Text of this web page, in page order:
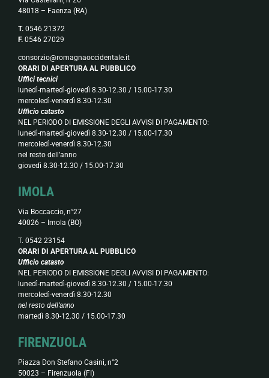
48018 – Faenza (RA)
T.0546 21372
F.0546 27029
consorzio@romagnaoccidentale.it
ORARI DI APERTURA AL PUBBLICO
Uffici tecnici
lunedì-martedì-giovedì 8.30-12.30 / 15.00-17.30
mercoledì-venerdì 8.30-12.30
Ufficio catasto
NEL PERIODO DI EMISSIONE DEGLI AVVISI DI PAGAMENTO:
lunedì-martedì-giovedì 8.30-12.30 / 15.00-17.30
mercoledì-venerdì 8.30-12.30
nel resto dell’anno
giovedì 8.30-12.30 / 15.00-17.30
IMOLA
Via Boccaccio, n°27
40026 – Imola (BO)
T. 0542 23154
ORARI DI APERTURA AL PUBBLICO
Ufficio catasto
NEL PERIODO DI EMISSIONE DEGLI AVVISI DI PAGAMENTO:
lunedì-martedì-giovedì 8.30-12.30 / 15.00-17.30
mercoledì-venerdì 8.30-12.30
nel resto dell’anno
martedì 8.30-12.30 / 15.00-17.30
FIRENZUOLA
Piazza Don Stefano Casini, n°2
50023 – Firenzuola (FI)